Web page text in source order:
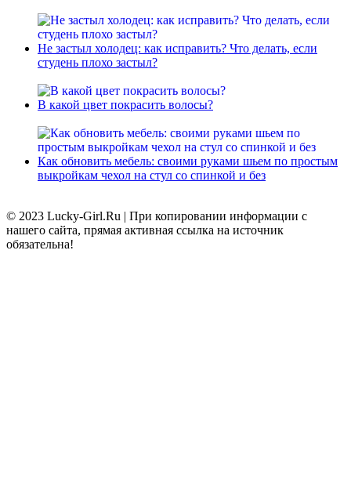
Не застыл холодец: как исправить? Что делать, если
студень плохо застыл?
В какой цвет покрасить волосы?
Как обновить мебель: своими руками шьем по простым
выкройкам чехол на стул со спинкой и без
© 2023 Lucky-Girl.Ru | При копировании информации с
нашего сайта, прямая активная ссылка на источник
обязательна!